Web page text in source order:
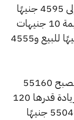
كما سجل سعر عيار 14 ارتفاعًا ليصل إلى 4595 جنيهًا
للبيع و4565 جنيهًا للشراء، مرتفعًا بقيمة 10 جنيهات
عن السعر السابق الذي كان 4585 جنيهًا للبيع و4555
كما شهد سعر الجنيه الذهب ارتفاعًا ليصبح 55160
جنيهًا للبيع و54760 جنيهًا للشراء، بزيادة قدرها 120
جنيهات عن السعر السابق الذي بلغ 55040 جنيهًا